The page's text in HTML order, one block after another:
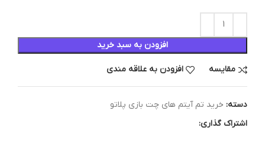
افزودن به سبد خرید
مقایسه افزودن به علاقه مندی
دسته: خرید تم آیتم های چت بازی پلاتو
اشتراک گذاری: